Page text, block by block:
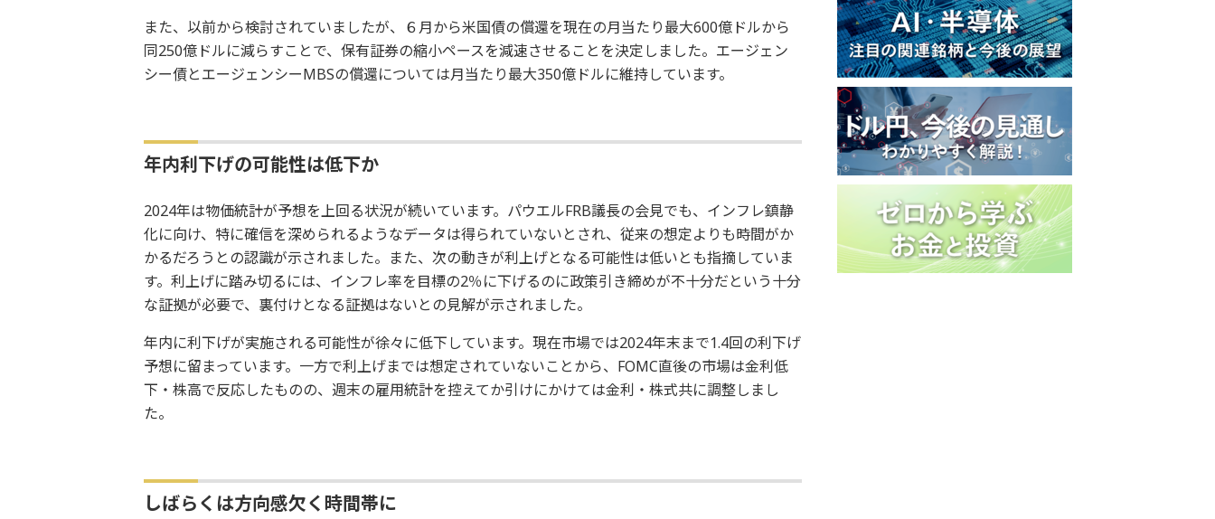
また、以前から検討されていましたが、６月から米国債の償還を現在の月当たり最大600億ドルから
同250億ドルに減らすことで、保有証券の縮小ペースを減速させることを決定しました。エージェン
シー債とエージェンシーMBSの償還については月当たり最大350億ドルに維持しています。
年内利下げの可能性は低下か
2024年は物価統計が予想を上回る状況が続いています。パウエルFRB議長の会見でも、インフレ鎮静
化に向け、特に確信を深められるようなデータは得られていないとされ、従来の想定よりも時間がか
かるだろうとの認識が示されました。また、次の動きが利上げとなる可能性は低いとも指摘していま
す。利上げに踏み切るには、インフレ率を目標の2％に下げるのに政策引き締めが不十分だという十分
な証拠が必要で、裏付けとなる証拠はないとの見解が示されました。
年内に利下げが実施される可能性が徐々に低下しています。現在市場では2024年末まで1.4回の利下げ
予想に留まっています。一方で利上げまでは想定されていないことから、FOMC直後の市場は金利低
下・株高で反応したものの、週末の雇用統計を控えてか引けにかけては金利・株式共に調整しまし
た。
しばらくは方向感欠く時間帯に